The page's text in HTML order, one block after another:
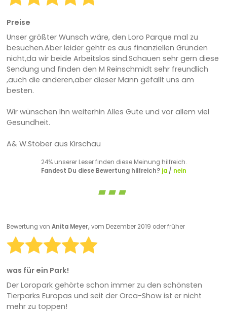
Preise
Unser größter Wunsch wäre, den Loro Parque mal zu
besuchen.Aber leider gehtr es aus finanziellen Gründen
nicht,da wir beide Arbeitslos sind.Schauen sehr gern diese
Sendung und finden den M Reinschmidt sehr freundlich
,auch die anderen,aber dieser Mann gefällt uns am
besten.
Wir wünschen Ihn weiterhin Alles Gute und vor allem viel
Gesundheit.
A& W.Stöber aus Kirschau
24% unserer Leser finden diese Meinung hilfreich.
Fandest Du diese Bewertung hilfreich? ja/ nein
Bewertung von Anita Meyer,vom Dezember 2019 oder früher
was für ein Park!
Der Loropark gehörte schon immer zu den schönsten
Tierparks Europas und seit der Orca-Show ist er nicht
mehr zu toppen!